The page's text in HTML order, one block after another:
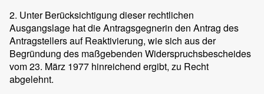
2. Unter Berücksichtigung dieser rechtlichen
Ausgangslage hat die Antragsgegnerin den Antrag des
Antragstellers auf Reaktivierung, wie sich aus der
Begründung des maßgebenden Widerspruchsbescheides
vom 23. März 1977 hinreichend ergibt, zu Recht
abgelehnt.